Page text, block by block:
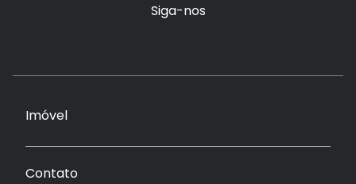
Siga-nos
Imóvel
Contato